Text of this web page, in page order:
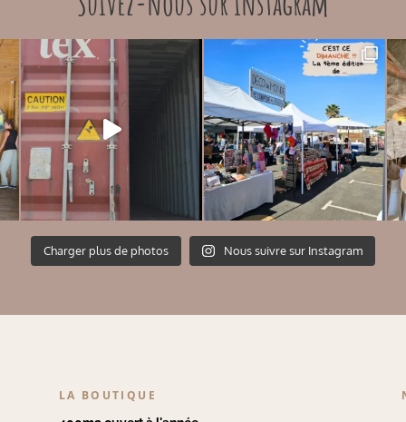
Charger plus de photos Nous suivre sur Instagram
LA BOUTIQUE